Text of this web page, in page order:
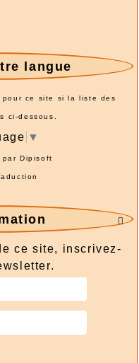
langue
pour ce site si la liste des
ci-dessous.
▼
parDipisoft

ce site, inscrivez-